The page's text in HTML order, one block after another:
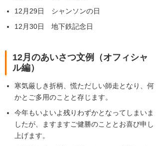
12月29日 シャンソンの日
12月30日 地下鉄記念日
12月のあいさつ文例（オフィシャ
ル編）
寒気厳しき折柄、慌ただしい師走となり、何
かとご多用のことと存じます。
今年もいよいよ残りわずかとなってしまいま
したが、ますますご健勝のこととお喜び申し
上げます。